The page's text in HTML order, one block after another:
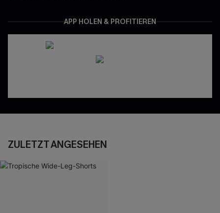
APP HOLEN & PROFITIEREN
ZULETZT ANGESEHEN